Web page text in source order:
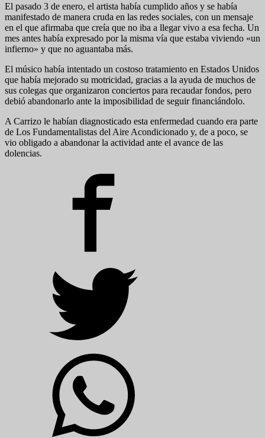
El pasado 3 de enero, el artista había cumplido años y se había
manifestado de manera cruda en las redes sociales, con un mensaje
en el que afirmaba que creía que no iba a llegar vivo a esa fecha. Un
mes antes había expresado por la misma vía que estaba viviendo «un
infierno» y que no aguantaba más.
El músico había intentado un costoso tratamiento en Estados Unidos
que había mejorado su motricidad, gracias a la ayuda de muchos de
sus colegas que organizaron conciertos para recaudar fondos, pero
debió abandonarlo ante la imposibilidad de seguir financiándolo.
A Carrizo le habían diagnosticado esta enfermedad cuando era parte
de Los Fundamentalistas del Aire Acondicionado y, de a poco, se
vio obligado a abandonar la actividad ante el avance de las
dolencias.